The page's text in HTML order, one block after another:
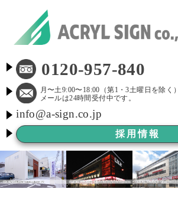
看板施工事例
会社概要
LED看板
看板施工ブログ
0120-957-840
月〜土9:00〜18:00（第1・3土曜日を除く）
メールは24時間受付中です。
info@a-sign.co.jp
採用情報